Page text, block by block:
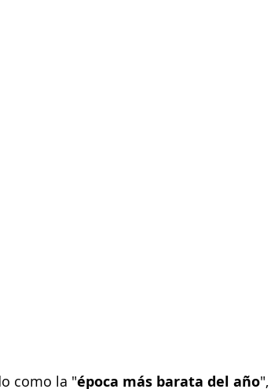
como la "época más barata del año",